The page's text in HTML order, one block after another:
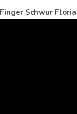
Schwur